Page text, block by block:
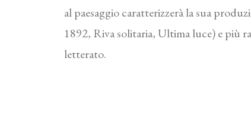
al paesaggio caratterizzerà la sua
1892, Riva solitaria, Ultima luce) e più
letterato.